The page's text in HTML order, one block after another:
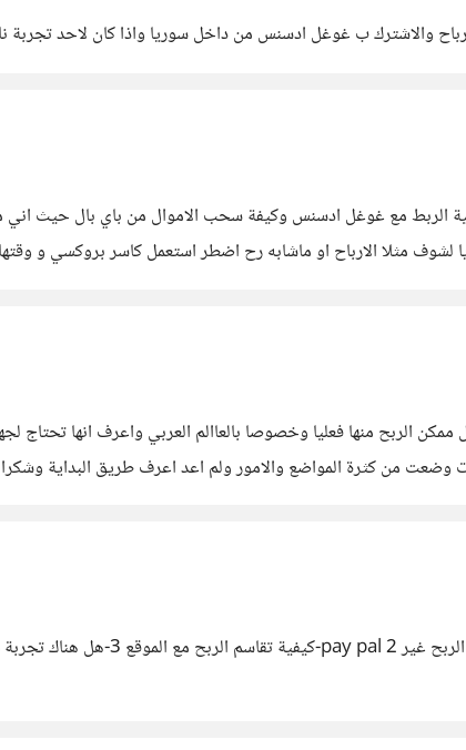
والاشترك ب غوغل ادسنس من داخل سوريا واذا كان لاحد تجربة
الربط مع غوغل ادسنس وكيفة سحب الاموال من باي بال حيث
الارباح او ماشابه رح اضطر استعمل كاسر بروكسي و
ممكن الربح منها فعليا وخصوصا بالعاالم العربي واعرف انها
من كثرة المواضع والامور ولم اعد اعرف طريق البداية وشكرا